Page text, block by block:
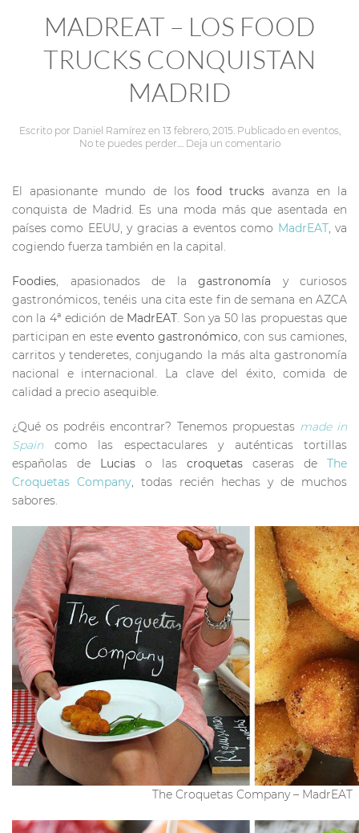
MADREAT – LOS FOOD
TRUCKS CONQUISTAN
MADRID
Escrito por Daniel Ramírezen 13 febrero, 2015. Publicado en eventos,
No te puedes perder.... Deja un comentario
El apasionante mundo de losfood trucks avanza en la
conquista de Madrid. Es una moda más que asentada en
países como EEUU, y gracias a eventos como MadrEAT, va
cogiendo fuerza también en la capital.
Foodies, apasionados de la gastronomía y curiosos
gastronómicos, tenéis una cita este fin de semana en AZCA
con la 4ª edición de MadrEAT. Son ya 50 las propuestas que
participan en este evento gastronómico, con sus camiones,
carritos y tenderetes, conjugando la más alta gastronomía
nacional e internacional. La clave del éxito, comida de
calidad a precio asequible.
¿Qué os podréis encontrar? Tenemos propuestas made in
Spain como las espectaculares y auténticas tortillas
españolas de
Lucias o las croquetas caseras de The
Croquetas Company, todas recién hechas y de muchos
sabores.
The Croquetas Company – MadrEAT